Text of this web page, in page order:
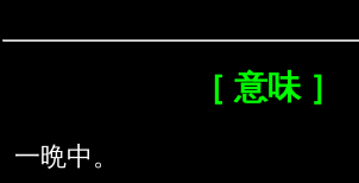
［ 意味 ］
一晩中。